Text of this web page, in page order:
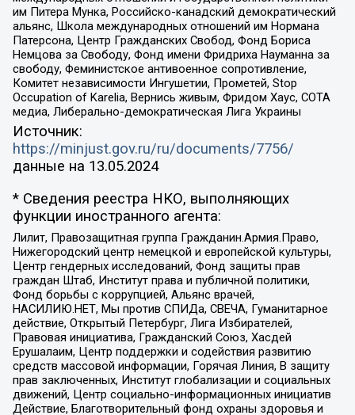
им Питера Мунка, Российско-канадский демократический
альянс, Школа международных отношений им Нормана
Патерсона, Центр Гражданских Свобод, Фонд Бориса
Немцова за Свободу, Фонд имени Фридриха Науманна за
свободу, Феминистское антивоенное сопротивление,
Комитет независимости Ингушетии, Прометей, Stop
Occupation of Karelia, Вернись живым, Фридом Хаус, СОТА
медиа, Либерально-демократическая Лига Украины
Источник:
https://minjust.gov.ru/ru/documents/7756/
данные на 13.05.2024
* Сведения реестра НКО, выполняющих
функции иностранного агента:
Лилит, Правозащитная группа Гражданин.Армия.Право,
Нижегородский центр немецкой и европейской культуры,
Центр гендерных исследований, Фонд защиты прав
граждан Штаб, Институт права и публичной политики,
Фонд борьбы с коррупцией, Альянс врачей,
НАСИЛИЮ.НЕТ, Мы против СПИДа, СВЕЧА, Гуманитарное
действие, Открытый Петербург, Лига Избирателей,
Правовая инициатива, Гражданский Союз, Хасдей
Ерушалаим, Центр поддержки и содействия развитию
средств массовой информации, Горячая Линия, В защиту
прав заключенных, Институт глобализации и социальных
движений, Центр социально-информационных инициатив
Действие, Благотворительный фонд охраны здоровья и